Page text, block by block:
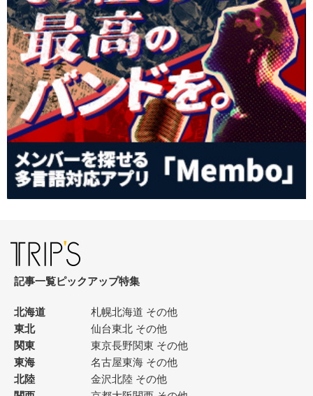
記事一覧ピックアップ特集
北海道 札幌北海道 その他
東北
仙台東北 その他
関東
東京長野関東 その他
東海
名古屋東海 その他
北陸
金沢北陸 その他